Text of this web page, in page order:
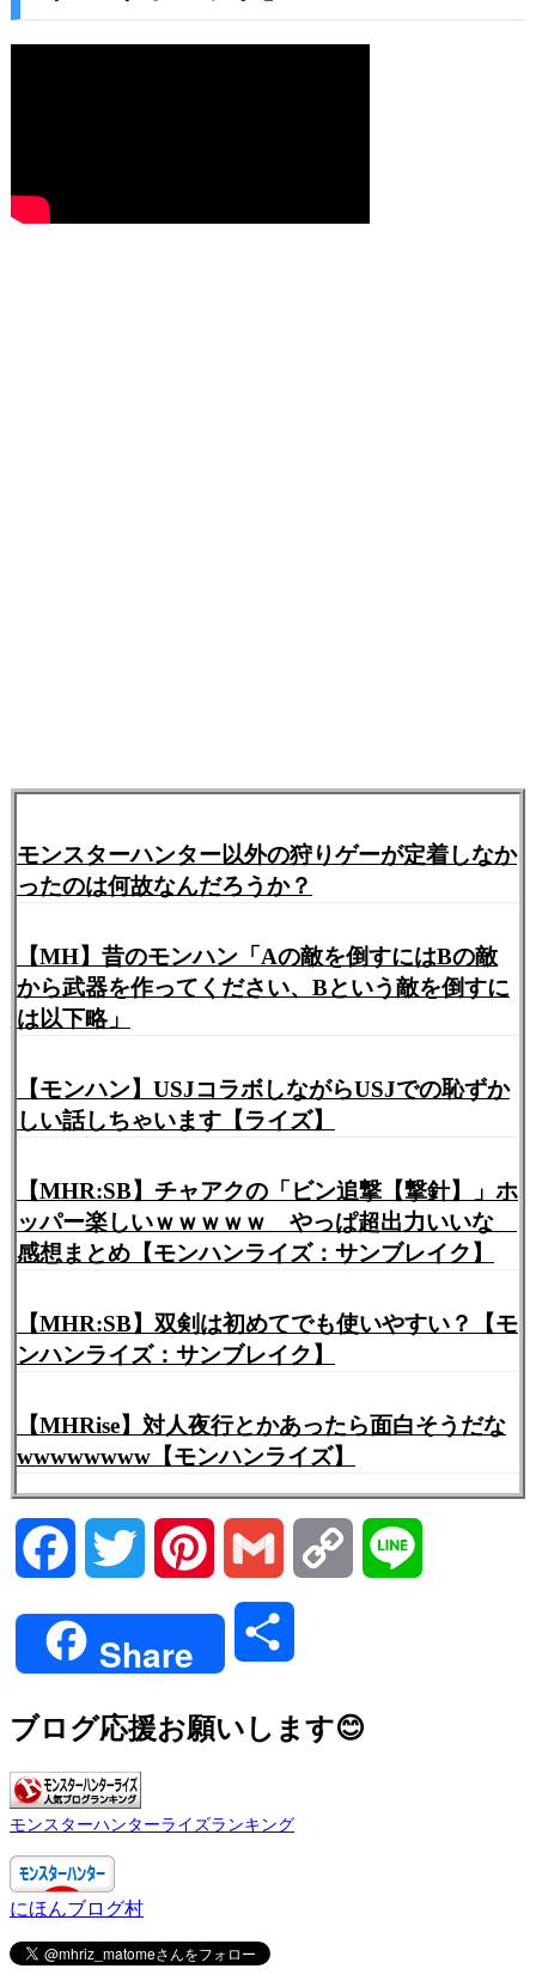
モンスターハンター以外の狩りゲーが定着しなか
ったのは何故なんだろうか？
【MH】昔のモンハン「Aの敵を倒すにはBの敵
から武器を作ってください、Bという敵を倒すに
は以下略」
【モンハン】USJコラボしながらUSJでの恥ずか
しい話しちゃいます【ライズ】
【MHR:SB】チャアクの「ビン追撃【撃針】」ホ
ッパー楽しいｗｗｗｗｗ やっぱ超出力いいな
感想まとめ【モンハンライズ：サンブレイク】
【MHR:SB】双剣は初めてでも使いやすい？【モ
ンハンライズ：サンブレイク】
【MHRise】対人夜行とかあったら面白そうだな
wwwwwwww【モンハンライズ】
Facebook Twitter Pinterest Gmail Copy
Share
ブログ応援お願いします😊
モンスターハンターライズランキング
にほんブログ村